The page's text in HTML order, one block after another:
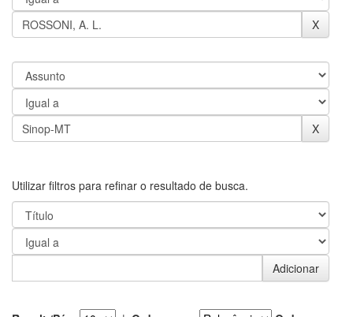
Utilizar filtros para refinar o resultado de busca.